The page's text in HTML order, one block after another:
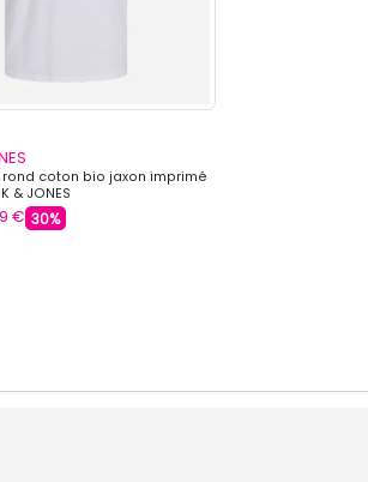
rond coton bio jaxon imprimé
& JONES
€ 30%